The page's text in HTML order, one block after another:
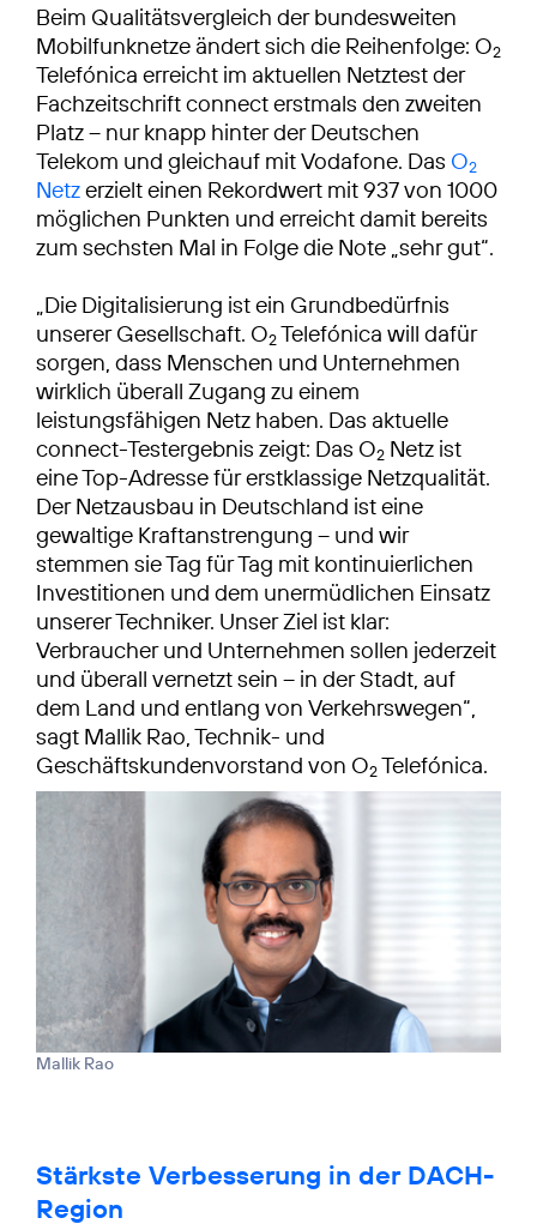
Beim Qualitätsvergleich der bundesweiten
Mobilfunknetze ändert sich die Reihenfolge: O2
Telefónica erreicht im aktuellen Netztest der
Fachzeitschrift connect erstmals den zweiten
Platz – nur knapp hinter der Deutschen
Telekom und gleichauf mit Vodafone. Das O2
Netzerzielt einen Rekordwert mit 937 von 1000
möglichen Punkten und erreicht damit bereits
zum sechsten Mal in Folge die Note „sehr gut“.
„Die Digitalisierung ist ein Grundbedürfnis
unserer Gesellschaft. O2Telefónica will dafür
sorgen, dass Menschen und Unternehmen
wirklich überall Zugang zu einem
leistungsfähigen Netz haben. Das aktuelle
connect-Testergebnis zeigt: Das O2 Netz ist
eine Top-Adresse für erstklassige Netzqualität.
Der Netzausbau in Deutschland ist eine
gewaltige Kraftanstrengung – und wir
stemmen sie Tag für Tag mit kontinuierlichen
Investitionen und dem unermüdlichen Einsatz
unserer Techniker. Unser Ziel ist klar:
Verbraucher und Unternehmen sollen jederzeit
und überall vernetzt sein – in der Stadt, auf
dem Land und entlang von Verkehrswegen“,
sagt Mallik Rao, Technik- und
Geschäftskundenvorstand von O2Telefónica.
Mallik Rao
Stärkste Verbesserung in der DACH-
Region